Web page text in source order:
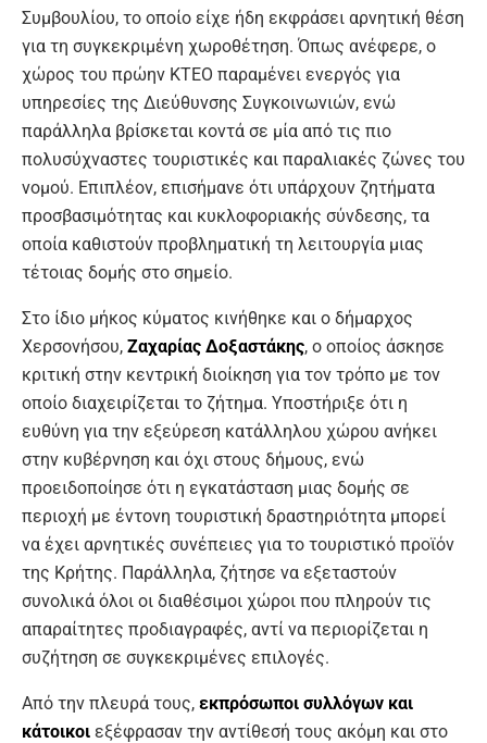
Συμβουλίου, το οποίο είχε ήδη εκφράσει αρνητική θέση
για τη συγκεκριμένη χωροθέτηση. Όπως ανέφερε, ο
χώρος του πρώην ΚΤΕΟ παραμένει ενεργός για
υπηρεσίες της Διεύθυνσης Συγκοινωνιών, ενώ
παράλληλα βρίσκεται κοντά σε μία από τις πιο
πολυσύχναστες τουριστικές και παραλιακές ζώνες του
νομού. Επιπλέον, επισήμανε ότι υπάρχουν ζητήματα
προσβασιμότητας και κυκλοφοριακής σύνδεσης, τα
οποία καθιστούν προβληματική τη λειτουργία μιας
τέτοιας δομής στο σημείο.
Στο ίδιο μήκος κύματος κινήθηκε και ο δήμαρχος
Χερσονήσου, Ζαχαρίας Δοξαστάκης, ο οποίος άσκησε
κριτική στην κεντρική διοίκηση για τον τρόπο με τον
οποίο διαχειρίζεται το ζήτημα. Υποστήριξε ότι η
ευθύνη για την εξεύρεση κατάλληλου χώρου ανήκει
στην κυβέρνηση και όχι στους δήμους, ενώ
προειδοποίησε ότι η εγκατάσταση μιας δομής σε
περιοχή με έντονη τουριστική δραστηριότητα μπορεί
να έχει αρνητικές συνέπειες για το τουριστικό προϊόν
της Κρήτης. Παράλληλα, ζήτησε να εξεταστούν
συνολικά όλοι οι διαθέσιμοι χώροι που πληρούν τις
απαραίτητες προδιαγραφές, αντί να περιορίζεται η
συζήτηση σε συγκεκριμένες επιλογές.
Από την πλευρά τους, εκπρόσωποι συλλόγων και
κάτοικοι εξέφρασαν την αντίθεσή τους ακόμη και στο